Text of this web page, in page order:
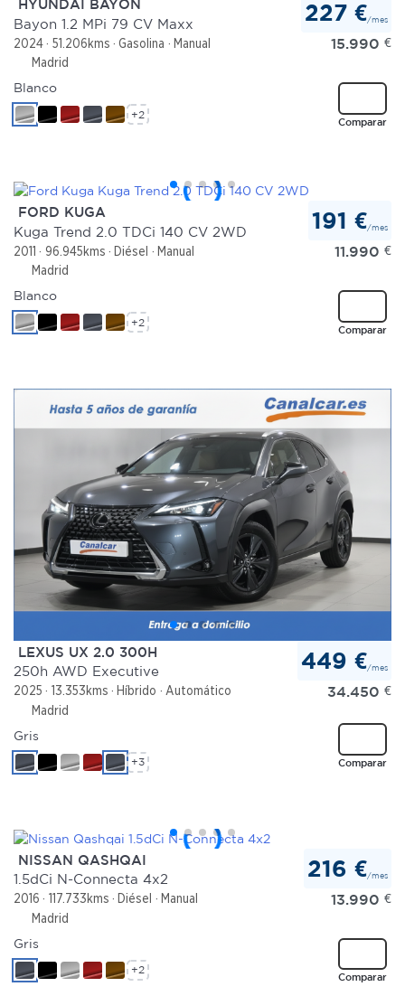
Las cookies de este sitio web se usan para personalizar
el contenido y los anuncios, ofrecer funciones de redes
sociales y analizar el tráfico. Además, compartimos
información sobre el uso que haga del sitio web con
nuestros partners de redes sociales, publicidad y análisis
partir del uso que haya hecho de sus servicios.
HYUNDAI BAYON
Bayon 1.2 MPi 79 CV Maxx
2024 51.206kms Gasolina
Manual
Madrid
227 €/mes
15.990 €
Comparar
Blanco
+2
FORD KUGA
Kuga Trend 2.0 TDCi 140 CV 2WD
2011 96.945kms Diésel
Manual
Madrid
191 €/mes
11.990 €
Comparar
Blanco
+2
LEXUS UX 2.0 300H
250h AWD Executive
2025 13.353kms Híbrido
Automático
Madrid
449 €/mes
34.450 €
Comparar
Gris
+3
NISSAN QASHQAI
1.5dCi N-Connecta 4x2
2016 117.733kms Diésel
Manual
Madrid
216 €/mes
13.990 €
Comparar
Gris
+2